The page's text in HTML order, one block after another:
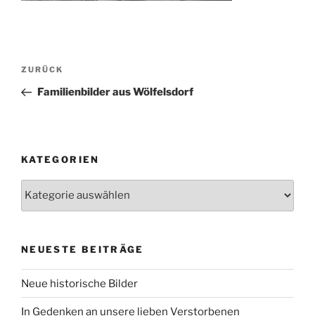
Beitragsnavigation
Vorheriger
Beitrag
ZURÜCK
Familienbilder aus Wölfelsdorf
KATEGORIEN
NEUESTE BEITRÄGE
Neue historische Bilder
In Gedenken an unsere lieben Verstorbenen